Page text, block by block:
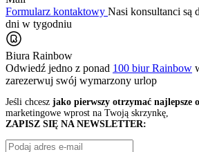
Formularz kontaktowy Nasi konsultanci są
dni w tygodniu
Biura Rainbow
Odwiedź jedno z ponad 100 biur Rainbow
zarezerwuj swój wymarzony urlop
Jeśli chcesz jako pierwszy otrzymać najlepsze
marketingowe wprost na Twoją skrzynkę,
ZAPISZ SIĘ NA NEWSLETTER: